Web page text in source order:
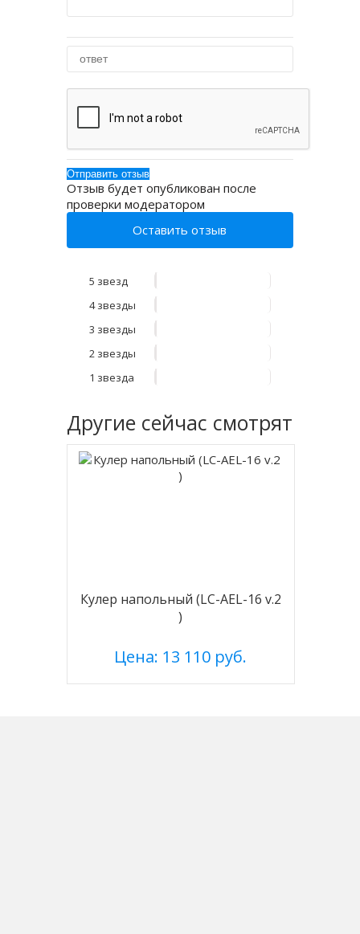
Отзыв будет опубликован после
проверки модератором
Оставить отзыв
5 звезд
4 звезды
3 звезды
2 звезды
1 звезда
Другие сейчас смотрят
Кулер напольный (LC-AEL-16 v.2
)
Цена: 13 110 руб.